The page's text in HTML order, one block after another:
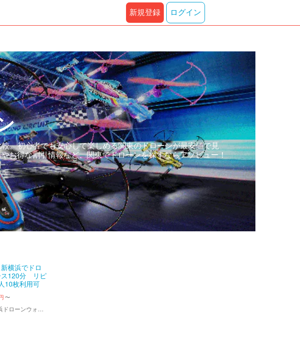
新規登録 ログイン
。初心者でも安心して楽しめる関東のドローンが最安値で見
お得な割引情報など、関東でドローンを探すならアソビュー！
新横浜でドロ
ス120分 リピ
10枚利用可
〜
ーンウォーカー 新横浜教室